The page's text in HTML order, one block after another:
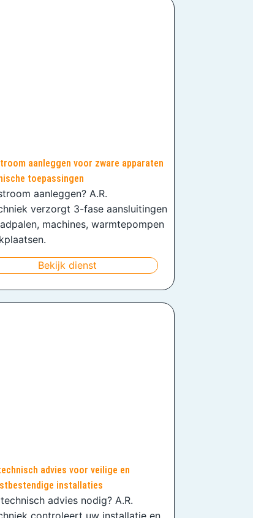
aanleggen voor zware apparaten
toepassingen
aanleggen? A.R.
verzorgt 3-fase aansluitingen
machines, warmtepompen
Bekijk dienst
advies voor veilige en
installaties
advies nodig? A.R.